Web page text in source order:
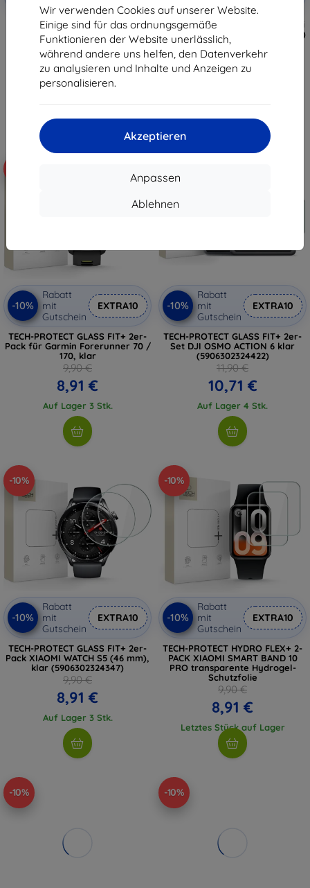
Wir verwenden Cookies auf unserer Website.
Einige sind für das ordnungsgemäße
Funktionieren der Website unerlässlich,
während andere uns helfen, den Datenverkehr
zu analysieren und Inhalte und Anzeigen zu
personalisieren.
Akzeptieren
Anpassen
Ablehnen
Gutschein
Tactical Glass Shield 5D für
Samsung Galaxy Z Flip 8,
schwarz, außen, 57983130475
10,90 €
9,81 €
Gutschein
Taktisches Schutzglas für Xiaomi
Pad 7/8/8 Pro, klar (57983130431)
13,90 €
12,51 €
-10%
Rabatt
mit
Gutschein
EXTRA10
TECH-PROTECT GLASS FIT+ 2er-
Pack für Garmin Forerunner 70 /
170, klar
9,90 €
8,91 €
Auf Lager 3 Stk.
-10%
Rabatt
mit
Gutschein
EXTRA10
TECH-PROTECT GLASS FIT+ 2er-
Set DJI OSMO ACTION 6 klar
(5906302324422)
11,90 €
10,71 €
Auf Lager 4 Stk.
-10%
-10%
Rabatt
mit
Gutschein
EXTRA10
TECH-PROTECT GLASS FIT+ 2er-
Pack XIAOMI WATCH S5 (46 mm),
klar (5906302324347)
9,90 €
8,91 €
Auf Lager 3 Stk.
-10%
-10%
Rabatt
mit
Gutschein
EXTRA10
TECH-PROTECT HYDRO FLEX+ 2-
PACK XIAOMI SMART BAND 10
PRO transparente Hydrogel-
Schutzfolie
9,90 €
8,91 €
Letztes Stück auf Lager
-10% -10%